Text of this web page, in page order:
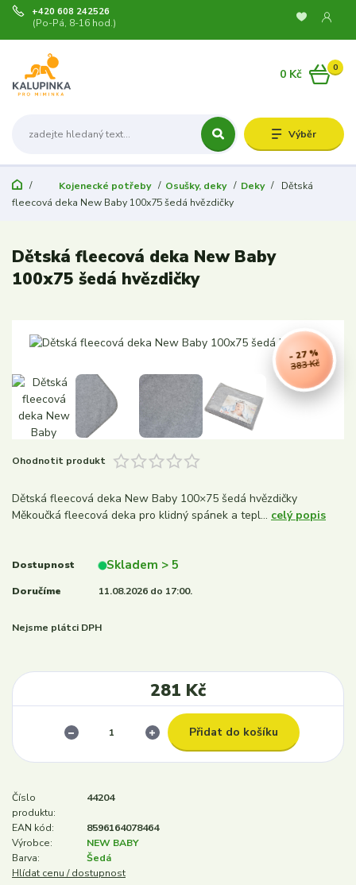
Výběr
+420 608 242526
(Po-Pá, 8-16 hod.)
0
0 Kč
Kojenecké potřeby Osušky, deky Deky
Dětská
fleecová deka New Baby 100x75 šedá hvězdičky
Dětská fleecová deka New Baby
100x75 šedá hvězdičky
383 Kč
- 27 %
Ohodnotit produkt
Dětská fleecová deka New Baby 100×75 šedá hvězdičky
Měkoučká fleecová deka pro klidný spánek a tepl... celý popis
Dostupnost Skladem > 5
Doručíme 11.08.2026 do 17:00.
Nejsme plátci DPH
281 Kč
Přidat do košíku
Číslo
produktu:
44204
EAN kód:
8596164078464
Výrobce:
NEW BABY
Barva:
Šedá
Hlídat cenu / dostupnost